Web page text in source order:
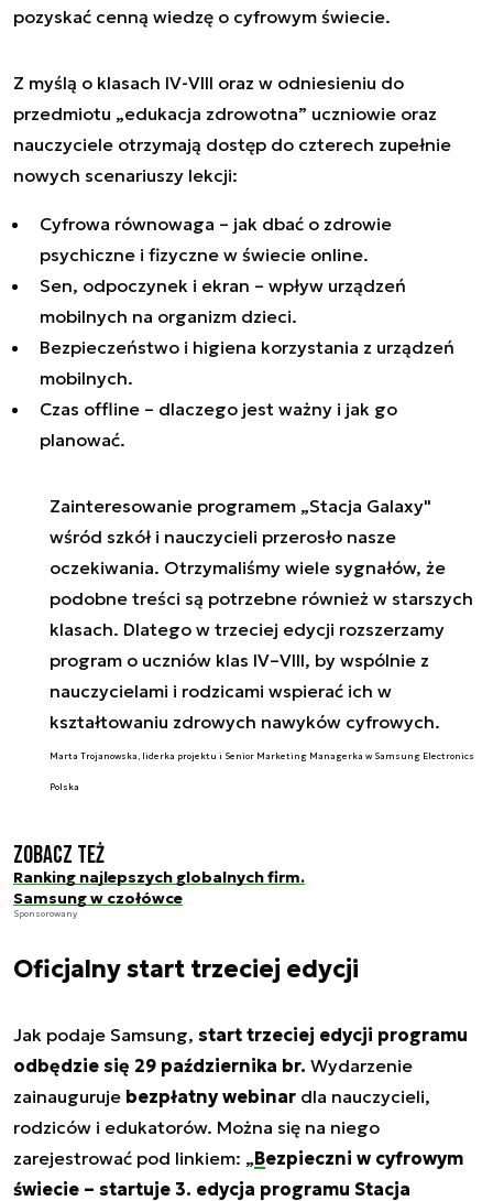
pozyskać cenną wiedzę o cyfrowym świecie.
Z myślą o klasach IV-VIII oraz w odniesieniu do
przedmiotu „edukacja zdrowotna” uczniowie oraz
nauczyciele otrzymają dostęp do czterech zupełnie
nowych scenariuszy lekcji:
Cyfrowa równowaga – jak dbać o zdrowie
psychiczne i fizyczne w świecie online.
Sen, odpoczynek i ekran – wpływ urządzeń
mobilnych na organizm dzieci.
Bezpieczeństwo i higiena korzystania z urządzeń
mobilnych.
Czas offline – dlaczego jest ważny i jak go
planować.
Zainteresowanie programem „Stacja Galaxy"
wśród szkół i nauczycieli przerosło nasze
oczekiwania. Otrzymaliśmy wiele sygnałów, że
podobne treści są potrzebne również w starszych
klasach. Dlatego w trzeciej edycji rozszerzamy
program o uczniów klas IV–VIII, by wspólnie z
nauczycielami i rodzicami wspierać ich w
kształtowaniu zdrowych nawyków cyfrowych.
Marta Trojanowska, liderka projektu i Senior Marketing Managerka w Samsung Electronics
Polska
Zobacz też
Ranking najlepszych globalnych firm.
Samsung w czołówce
Sponsorowany
Oficjalny start trzeciej edycji
Jak podaje Samsung, start trzeciej edycji programu
odbędzie się 29 października br. Wydarzenie
zainauguruje bezpłatny webinar dla nauczycieli,
rodziców i edukatorów. Można się na niego
zarejestrować pod linkiem: „Bezpieczni w cyfrowym
świecie – startuje 3. edycja programu Stacja